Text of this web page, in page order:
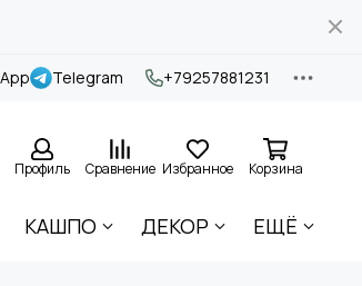
Telegram +79257881231
Профиль Сравнение Избранное Корзина
КАШПО ДЕКОР ЕЩЁ